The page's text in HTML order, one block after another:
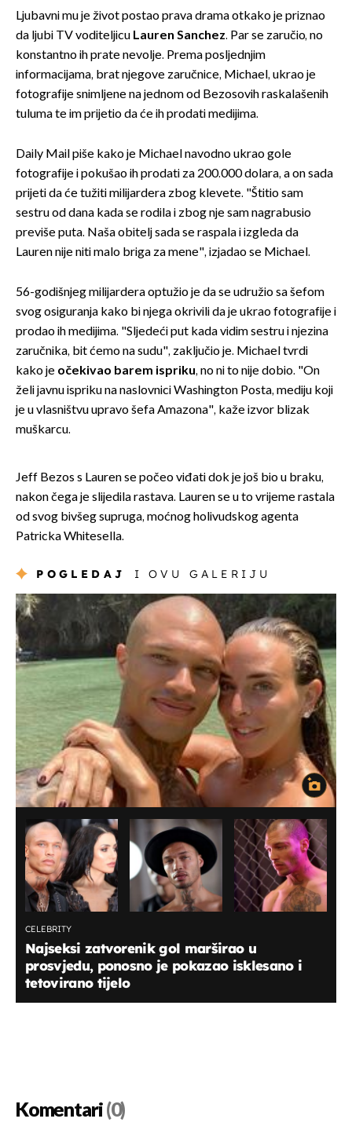
Ljubavni mu je život postao prava drama otkako je priznao
da ljubi TV voditeljicu Lauren Sanchez. Par se zaručio, no
konstantno ih prate nevolje. Prema posljednjim
informacijama, brat njegove zaručnice, Michael, ukrao je
fotografije snimljene na jednom od Bezosovih raskalašenih
tuluma te im prijetio da će ih prodati medijima.
Daily Mail piše kako je Michael navodno ukrao gole
fotografije i pokušao ih prodati za 200.000 dolara, a on sada
prijeti da će tužiti milijardera zbog klevete. "Štitio sam
sestru od dana kada se rodila i zbog nje sam nagrabusio
previše puta. Naša obitelj sada se raspala i izgleda da
Lauren nije niti malo briga za mene", izjadao se Michael.
56-godišnjeg milijardera optužio je da se udružio sa šefom
svog osiguranja kako bi njega okrivili da je ukrao fotografije i
prodao ih medijima. "Sljedeći put kada vidim sestru i njezina
zaručnika, bit ćemo na sudu", zaključio je. Michael tvrdi
kako je očekivao barem ispriku, no ni to nije dobio. "On
želi javnu ispriku na naslovnici Washington Posta, mediju koji
je u vlasništvu upravo šefa Amazona", kaže izvor blizak
muškarcu.
Jeff Bezos s Lauren se počeo viđati dok je još bio u braku,
nakon čega je slijedila rastava. Lauren se u to vrijeme rastala
od svog bivšeg supruga, moćnog holivudskog agenta
Patricka Whitesella.
POGLEDAJ I OVU GALERIJU
CELEBRITY
Najseksi zatvorenik gol marširao u
prosvjedu, ponosno je pokazao isklesano i
tetovirano tijelo
Komentari(0)